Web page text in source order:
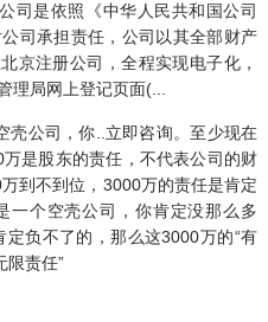
司是依照《中华人民共和国公司
司承担责任，公司以其全部财产
京注册公司，全程实现电子化，
理局网上登记页面(...
壳公司，你..立即咨询。至少现在
是股东的责任，不代表公司的财
到不到位，3000万的责任是肯定
一个空壳公司，你肯定没那么多
负不了的，那么这3000万的“有
限责任”